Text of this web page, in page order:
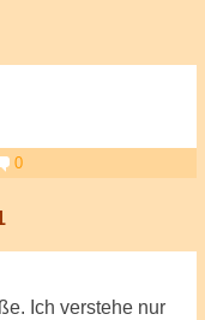
0
Ich verstehe nur